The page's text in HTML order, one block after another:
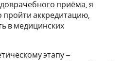
приёма, я
аккредитацию,
в медицинских
этапу –